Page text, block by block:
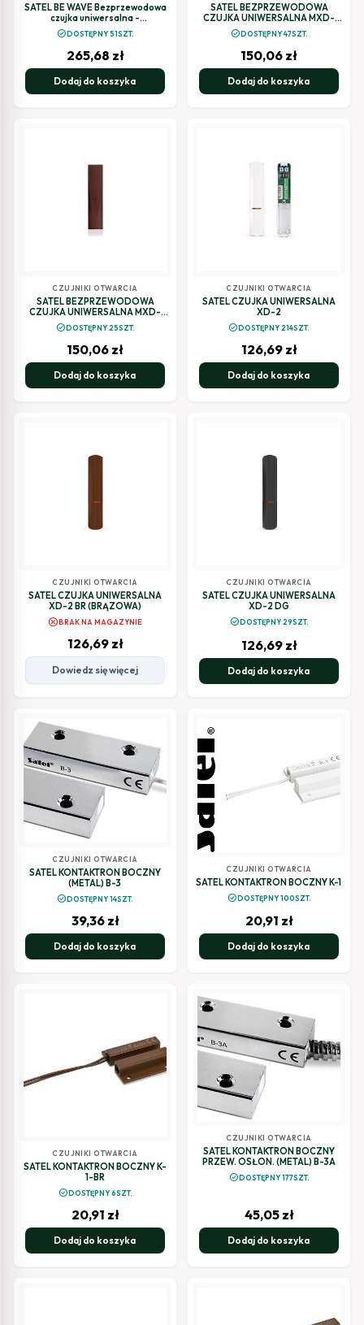
SATEL BE WAVE Bezprzewodowa
czujka uniwersalna -
ciemnoszara Multipurpose
Detector DG AXD-200 DG ABAX
check_circleDOSTĘPNY 51SZT.
265,68 zł
Dodaj do koszyka
SATEL BEZPRZEWODOWA
CZUJKA UNIWERSALNA MXD-
check_circleDOSTĘPNY 47SZT.
150,06 zł
Dodaj do koszyka
CZUJNIKI OTWARCIA
SATEL BEZPRZEWODOWA
CZUJKA UNIWERSALNA MXD-
300 BR (BRĄZOWA)
check_circleDOSTĘPNY 25SZT.
150,06 zł
Dodaj do koszyka
CZUJNIKI OTWARCIA
SATEL CZUJKA UNIWERSALNA
XD-2
check_circleDOSTĘPNY 214SZT.
126,69 zł
Dodaj do koszyka
CZUJNIKI OTWARCIA
SATEL CZUJKA UNIWERSALNA
XD-2 BR (BRĄZOWA)
cancelBRAK NA MAGAZYNIE
126,69 zł
Dowiedz się więcej
CZUJNIKI OTWARCIA
SATEL CZUJKA UNIWERSALNA
XD-2 DG
check_circleDOSTĘPNY 29SZT.
126,69 zł
Dodaj do koszyka
CZUJNIKI OTWARCIA
SATEL KONTAKTRON BOCZNY
(METAL) B-3
check_circleDOSTĘPNY 14SZT.
39,36 zł
Dodaj do koszyka
CZUJNIKI OTWARCIA
SATEL KONTAKTRON BOCZNY K-1
check_circleDOSTĘPNY 100SZT.
20,91 zł
Dodaj do koszyka
CZUJNIKI OTWARCIA
SATEL KONTAKTRON BOCZNY K-
1-BR
check_circleDOSTĘPNY 6SZT.
20,91 zł
Dodaj do koszyka
CZUJNIKI OTWARCIA
SATEL KONTAKTRON BOCZNY
PRZEW. OSŁON. (METAL) B-3A
check_circleDOSTĘPNY 177SZT.
45,05 zł
Dodaj do koszyka